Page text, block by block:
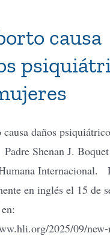
causa
daños
Shenan J.
Internacional.
en inglés el 15 de
2025/09/new-